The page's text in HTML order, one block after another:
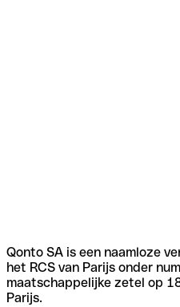
Qonto SA is een naamloze
het RCS van Parijs onder
maatschappelijke zetel op
Parijs.